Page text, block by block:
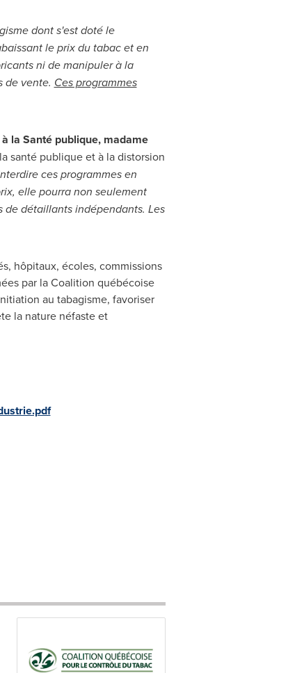
dont s'est doté le
le prix du tabac et en
ni de manipuler à la
de vente. Ces programmes
la Santé publique, madame
santé publique et à la distorsion
ces programmes en
elle pourra non seulement
détaillants indépendants. Les
hôpitaux, écoles, commissions
par la Coalition québécoise
au tabagisme, favoriser
la nature néfaste et